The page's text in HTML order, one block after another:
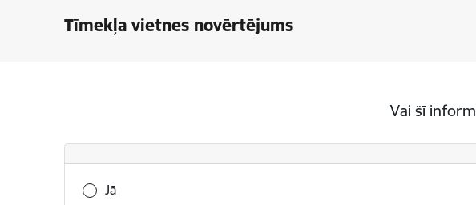
Tīmekļa vietnes novērtējums
Vai šī
Vai šī informācija bija noderīga?
Jā